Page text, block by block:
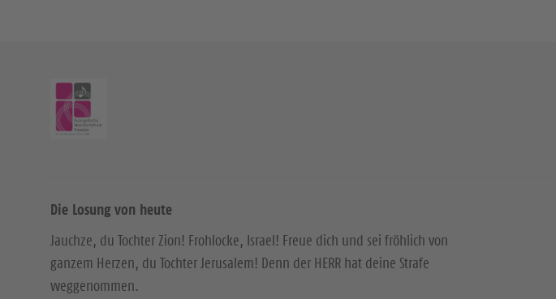
Die Losung von heute
Jauchze, du Tochter Zion! Frohlocke, Israel! Freue dich und sei fröhlich von
ganzem Herzen, du Tochter Jerusalem! Denn der HERR hat deine Strafe
weggenommen.